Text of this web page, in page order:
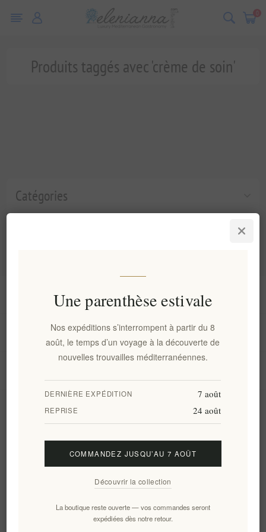
0
Catégories
Produits taggés avec 'crème de soin'
Information
Mon compte
S'abonner Se désinscrire
Une parenthèse estivale
Nos expéditions s’interrompent à partir du 8
août, le temps d’un voyage à la découverte de
nouvelles trouvailles méditerranéennes.
DERNIÈRE EXPÉDITION 7 août
REPRISE 24 août
COMMANDEZ JUSQU’AU 7 AOÛT
Découvrir la collection
La boutique reste ouverte — vos commandes seront
expédiées dès notre retour.